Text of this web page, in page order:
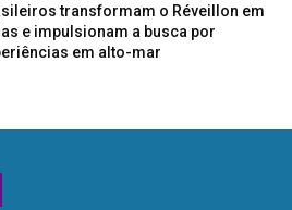
transformam o Réveillon em
e impulsionam a busca por
em alto-mar